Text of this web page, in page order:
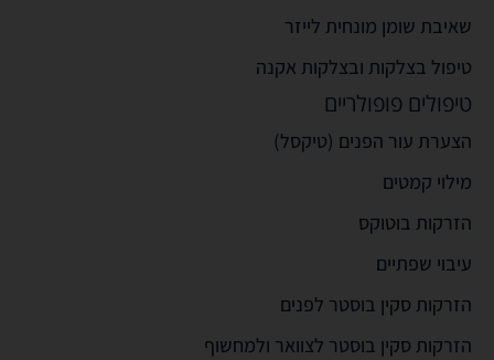
שאיבת שומן מונחית לייזר
טיפול בצלקות ובצלקות אקנה
טיפולים פופולריים
הצערת עור הפנים (טיקסל)
מילוי קמטים
הזרקות בוטוקס
עיבוי שפתיים
הזרקות סקין בוסטר לפנים
הזרקות סקין בוסטר לצוואר ולמחשוף